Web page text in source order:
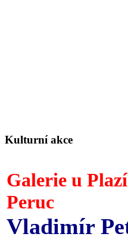
Kulturní akce
Galerie u
Peruc
Vladimír